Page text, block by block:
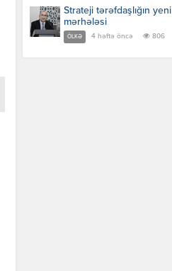
Strateji tərəfdaşlığın yeni
mərhələsi
ÖLKƏ 4 həftə öncə 806